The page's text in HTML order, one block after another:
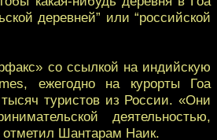
деревней” или “российской
со ссылкой на индийскую
ежегодно на курорты Гоа
туристов из России. «Они
деятельностью,
Шантарам Наик.